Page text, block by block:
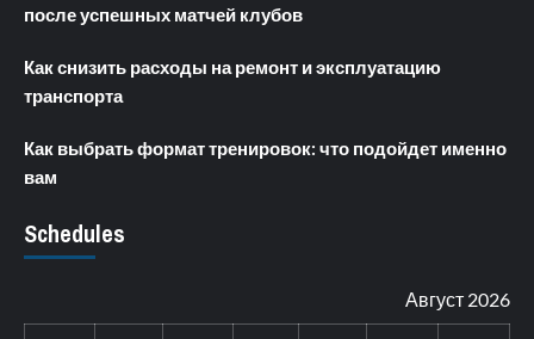
после успешных матчей клубов
Как снизить расходы на ремонт и эксплуатацию
транспорта
Как выбрать формат тренировок: что подойдет именно
вам
Schedules
Август 2026